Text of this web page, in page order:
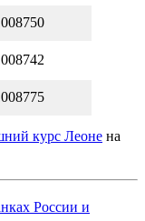
курс Леоне на
России и